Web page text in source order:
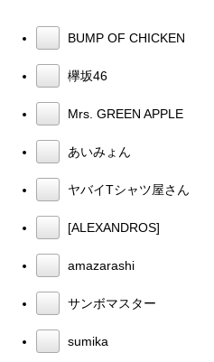
BUMP OF CHICKEN
欅坂46
Mrs. GREEN APPLE
あいみょん
ヤバイTシャツ屋さん
[ALEXANDROS]
amazarashi
サンボマスター
sumika